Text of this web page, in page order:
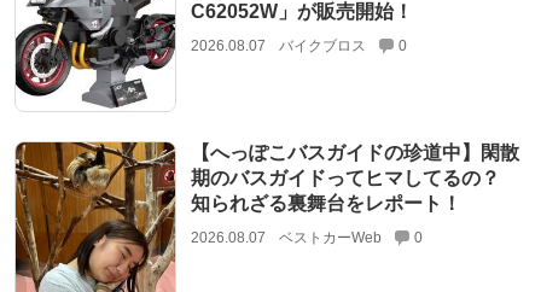
C62052W」が販売開始！
2026.08.07 バイクブロス 0
【へっぽこバスガイドの珍道中】閑散
期のバスガイドってヒマしてるの？
知られざる裏舞台をレポート！
2026.08.07 ベストカーWeb 0